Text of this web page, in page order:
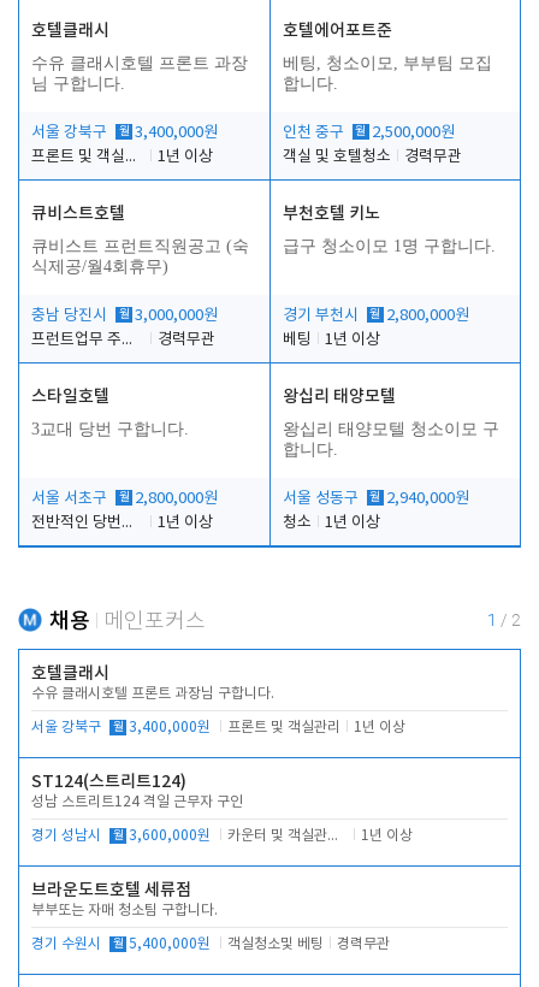
호텔클래시
수유 클래시호텔 프론트 과장
님 구합니다.
서울 강북구 월 3,400,000원
프론트 및 객실관리
1년 이상
호텔에어포트준
베팅, 청소이모, 부부팀 모집
합니다.
인천 중구 월 2,500,000원
객실 및 호텔청소
경력무관
큐비스트호텔
큐비스트 프런트직원공고 (숙
식제공/월4회휴무)
충남 당진시 월 3,000,000원
프런트업무 주간, 야간
경력무관
부천호텔 키노
급구 청소이모 1명 구합니다.
경기 부천시 월 2,800,000원
베팅
1년 이상
스타일호텔
3교대 당번 구합니다.
서울 서초구 월 2,800,000원
전반적인 당번업무
1년 이상
왕십리 태양모텔
왕십리 태양모텔 청소이모 구
합니다.
서울 성동구 월 2,940,000원
청소
1년 이상
채용 메인포커스 1 / 2
호텔클래시
수유 클래시호텔 프론트 과장님 구합니다.
서울 강북구 월 3,400,000원 프론트 및 객실관리 1년 이상
ST124(스트리트124)
성남 스트리트124 격일 근무자 구인
경기 성남시 월 3,600,000원 카운터 및 객실관리 전반 1년 이상
브라운도트호텔 세류점
부부또는 자매 청소팀 구합니다.
경기 수원시 월 5,400,000원 객실청소및 베팅 경력무관